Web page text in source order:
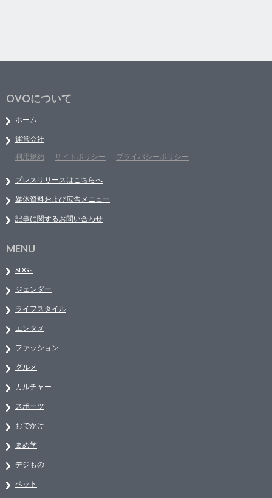
OVOについて
ホーム
運営会社
利用規約
サイトポリシー プライバシーポリシー
プレスリリースはこちらへ
媒体資料および広告メニュー
記事に関するお問い合わせ
MENU
SDGs
ジェンダー
ライフスタイル
エンタメ
ファッション
グルメ
カルチャー
スポーツ
おでかけ
まめ学
デジもの
ペット